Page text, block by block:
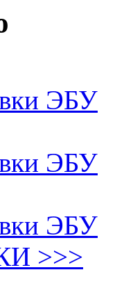
ЭБУ
ЭБУ
ЭБУ
>>>